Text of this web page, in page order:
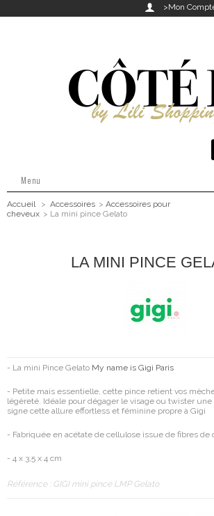
 >Mon
Menu
Accueil > Accessoires > Accessoires pour
cheveux > La mini pince Gelato
LA MINI PINCE
- La mini Pince Gelato My name is Gigi Paris
- Petite mais essentielle, cette pince retient vos
légèreté. Idéale pour dégager le visage ou twister
signe cette allure effortless et féminine propre à Gigi
- Fabriquée en acétate de cellulose issue de fibres de
- 4 x 3,5 x 4 cm
Référence : GIGI mini pince LMP Gelato